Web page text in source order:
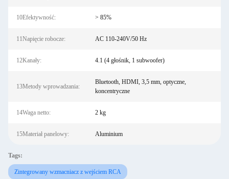
10Efektywność: > 85%
11Napięcie robocze: AC 110-240V/50 Hz
12Kanały: 4.1 (4 głośnik, 1 subwoofer)
13Metody wprowadzania:
Bluetooth, HDMI, 3,5 mm, optyczne,
koncentryczne
14Waga netto: 2 kg
15Materiał panelowy: Aluminium
Tags:
Zintegrowany wzmacniacz z wejściem RCA